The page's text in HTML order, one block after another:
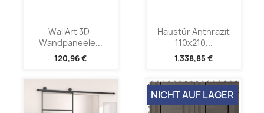
WallArt 3D-
Wandpaneele...
120,96 €
Haustür Anthrazit
110x210...
1.338,85 €
NICHT AUF LAGER